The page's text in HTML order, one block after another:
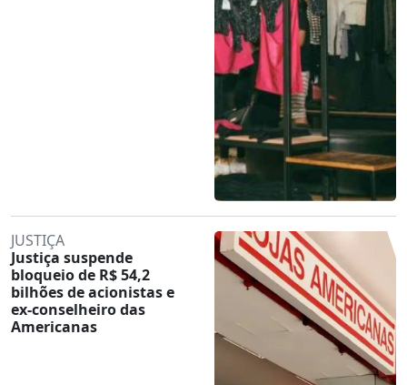
JUSTIÇA
Justiça suspende
bloqueio de R$ 54,2
bilhões de acionistas e
ex-conselheiro das
Americanas